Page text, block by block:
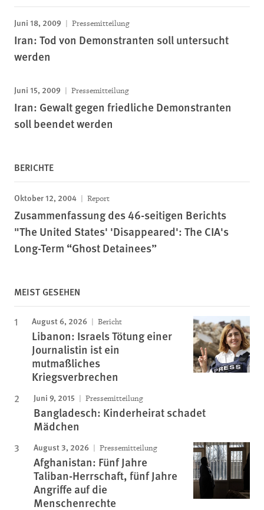
Juni 18, 2009 Pressemitteilung
Iran: Tod von Demonstranten soll untersucht
werden
Juni 15, 2009 Pressemitteilung
Iran: Gewalt gegen friedliche Demonstranten
soll beendet werden
BERICHTE
Oktober 12, 2004 Report
Zusammenfassung des 46-seitigen Berichts
"The United States' 'Disappeared': The CIA's
Long-Term “Ghost Detainees”
MEIST GESEHEN
August 6, 2026 Bericht
Libanon: Israels Tötung einer
Journalistin ist ein
mutmaßliches
Kriegsverbrechen
Juni 9, 2015 Pressemitteilung
Bangladesch: Kinderheirat schadet
Mädchen
August 3, 2026 Pressemitteilung
Afghanistan: Fünf Jahre
Taliban-Herrschaft, fünf Jahre
Angriffe auf die
Menschenrechte